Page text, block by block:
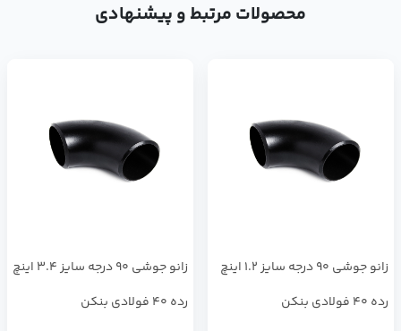
محصولات مرتبط و پیشنهادی
زانو جوشی 90 درجه سایز 1.2 اینچ
رده 40 فولادی بنکن
زانو جوشی 90 درجه سایز 3.4 اینچ
رده 40 فولادی بنکن